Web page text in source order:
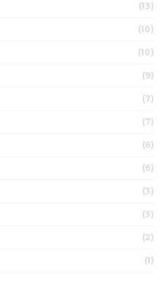
(13)
(10)
(10)
(9)
(7)
(7)
(6)
(6)
(3)
(3)
(2)
(1)